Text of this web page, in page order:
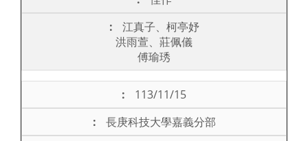
江真子、柯亭妤
洪雨萱、莊佩儀
傅瑜琇
113/11/15
長庚科技大學嘉義分部